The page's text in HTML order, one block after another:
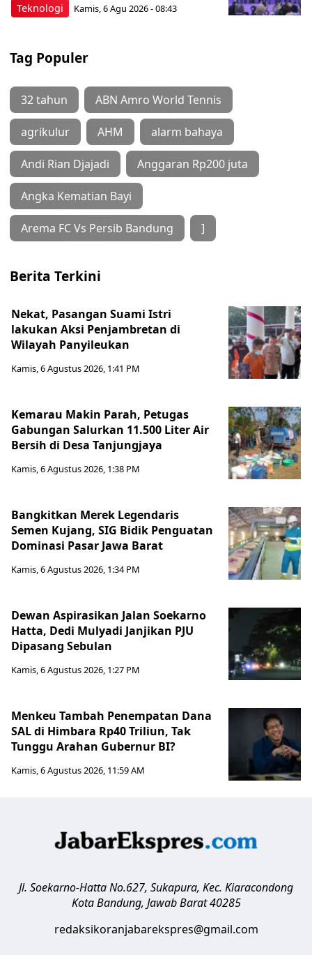
Teknologi Kamis, 6 Agu 2026 - 08:43
Tag Populer
32 tahun ABN Amro World Tennis
agrikulur AHM alarm bahaya
Andi Rian Djajadi Anggaran Rp200 juta
Angka Kematian Bayi
Arema FC Vs Persib Bandung ]
Berita Terkini
Nekat, Pasangan Suami Istri
lakukan Aksi Penjambretan di
Wilayah Panyileukan
Kamis, 6 Agustus 2026, 1:41 PM
Kemarau Makin Parah, Petugas
Gabungan Salurkan 11.500 Liter Air
Bersih di Desa Tanjungjaya
Kamis, 6 Agustus 2026, 1:38 PM
Bangkitkan Merek Legendaris
Semen Kujang, SIG Bidik Penguatan
Dominasi Pasar Jawa Barat
Kamis, 6 Agustus 2026, 1:34 PM
Dewan Aspirasikan Jalan Soekarno
Hatta, Dedi Mulyadi Janjikan PJU
Dipasang Sebulan
Kamis, 6 Agustus 2026, 1:27 PM
Menkeu Tambah Penempatan Dana
SAL di Himbara Rp40 Triliun, Tak
Tunggu Arahan Gubernur BI?
Kamis, 6 Agustus 2026, 11:59 AM
Jl. Soekarno-Hatta No.627, Sukapura, Kec. Kiaracondong
Kota Bandung, Jawab Barat 40285
redaksikoranjabarekspres@gmail.com